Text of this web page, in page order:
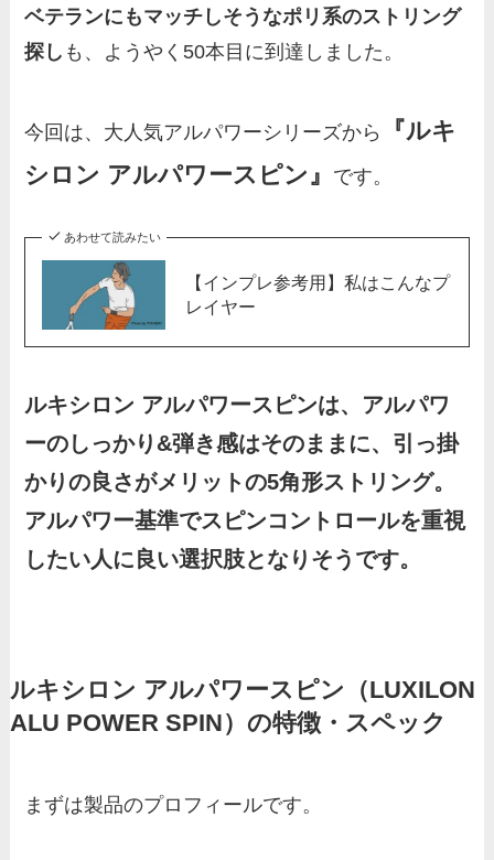
ベテランにもマッチしそうなポリ系のストリング
探し も、ようやく50本目に到達しました。
今回は、大人気アルパワーシリーズから
『ルキ
シロン アルパワースピン』
です。
あわせて読みたい
【インプレ参考用】私はこんなプ
レイヤー
ルキシロン アルパワースピンは、アルパワ
ーのしっかり&弾き感はそのままに、引っ掛
かりの良さがメリットの5角形ストリング。
アルパワー基準でスピンコントロールを重視
したい人に良い選択肢となりそうです。
ルキシロン アルパワースピン（LUXILON
ALU POWER SPIN）の特徴・スペック
まずは製品のプロフィールです。